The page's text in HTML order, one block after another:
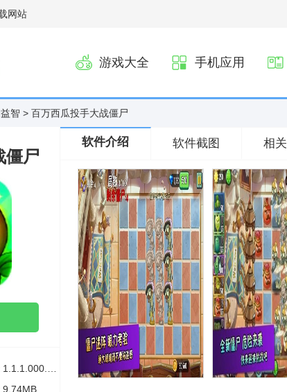
网站
游戏大全 手机应用
智 > 百万西瓜投手大战僵尸
僵尸
9.74MB
软件介绍 软件截图 相